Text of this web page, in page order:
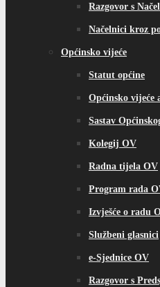
Razgovor s
Načelnici kroz
Općinsko vijeće
Statut općine
Općinsko vijeće
Sastav
Kolegij OV
Radna tijela OV
Program rada
Izvješće o radu
Službeni glasnici
e-Sjednice OV
Razgovor s